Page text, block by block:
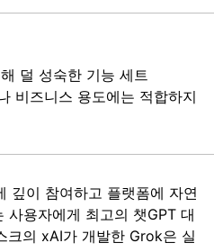
덜 성숙한 기능 세트
비즈니스 용도에는 적합하지
깊이 참여하고 플랫폼에 자연
사용자에게 최고의 챗GPT 대
크의 xAI가 개발한 Grok은 실